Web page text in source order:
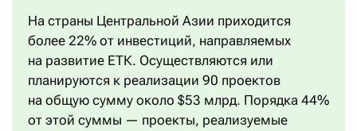
На страны Центральной Азии приходится
более 22% от инвестиций, направляемых
на развитие ЕТК. Осуществляются или
планируются к реализации 90 проектов
на общую сумму около $53 млрд. Порядка 44%
от этой суммы — проекты, реализуемые